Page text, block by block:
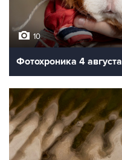
10
Фотохроника 4 августа